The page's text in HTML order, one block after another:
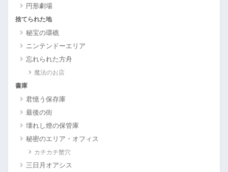
円形劇場
捨てられた地
秘宝の環礁
ニンテンドーエリア
忘れられた方舟
魔法のお店
書庫
君憶う保存庫
最後の街
壊れし燈の保管庫
秘密のエリア・オフィス
カチカチ蟹穴
三日月オアシス